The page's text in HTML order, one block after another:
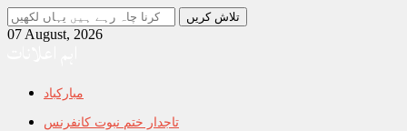
جو
تلاش
یہاں
07 August, 2026
اہم اعلانات
مبارکباد
تاجدار ختم نبوت کانفرنس